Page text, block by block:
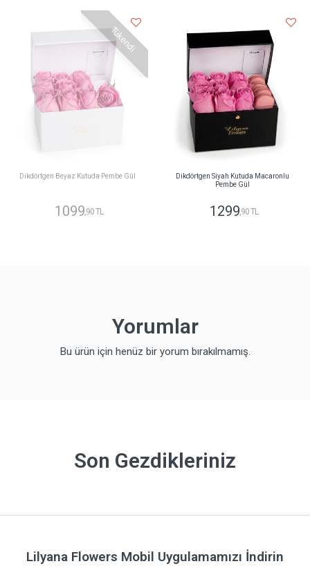
Tükendi
Dikdörtgen Beyaz Kutuda Pembe Gül
1099,90 TL
Dikdörtgen Siyah Kutuda Macaronlu
Pembe Gül
1299,90 TL
Yorumlar
Bu ürün için henüz bir yorum bırakılmamış.
Son Gezdikleriniz
Lilyana Flowers Mobil Uygulamamızı İndirin